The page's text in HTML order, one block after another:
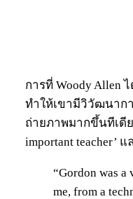
การที่ Woody Allen
ทำให้เขามีวิวัฒนาก
ถ่ายภาพมากขึ้นทีเดีย
important teacher’ แ
“Gordon was a
me, from a